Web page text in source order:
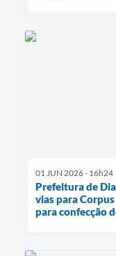
01 JUN 2026 - 16h24
Prefeitura de
vias para
para confecção